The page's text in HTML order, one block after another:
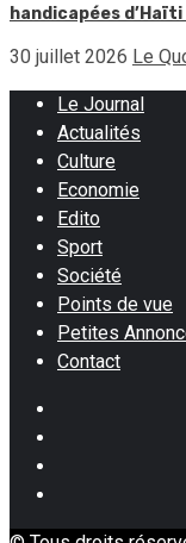
handicapées
30 juillet 2026 Le
Le Journal
Actualités
Culture
Economie
Edito
Sport
Société
Points de vue
Petites
Contact